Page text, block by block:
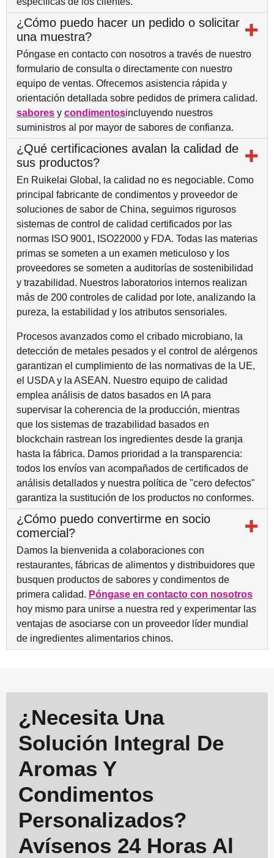
¿Cómo puedo hacer un pedido o solicitar
una muestra?
Póngase en contacto con nosotros a través de nuestro
formulario de consulta o directamente con nuestro
equipo de ventas. Ofrecemos asistencia rápida y
orientación detallada sobre pedidos de primera calidad.
sabores y condimentosincluyendo nuestros
suministros al por mayor de sabores de confianza.
¿Qué certificaciones avalan la calidad de
sus productos?
En Ruikelai Global, la calidad no es negociable. Como
principal fabricante de condimentos y proveedor de
soluciones de sabor de China, seguimos rigurosos
sistemas de control de calidad certificados por las
normas ISO 9001, ISO22000 y FDA. Todas las materias
primas se someten a un examen meticuloso y los
proveedores se someten a auditorías de sostenibilidad
y trazabilidad. Nuestros laboratorios internos realizan
más de 200 controles de calidad por lote, analizando la
pureza, la estabilidad y los atributos sensoriales.
Procesos avanzados como el cribado microbiano, la
detección de metales pesados y el control de alérgenos
garantizan el cumplimiento de las normativas de la UE,
el USDA y la ASEAN. Nuestro equipo de calidad
emplea análisis de datos basados en IA para
supervisar la coherencia de la producción, mientras
que los sistemas de trazabilidad basados en
blockchain rastrean los ingredientes desde la granja
hasta la fábrica. Damos prioridad a la transparencia:
todos los envíos van acompañados de certificados de
análisis detallados y nuestra política de "cero defectos"
garantiza la sustitución de los productos no conformes.
¿Cómo puedo convertirme en socio
comercial?
Damos la bienvenida a colaboraciones con
restaurantes, fábricas de alimentos y distribuidores que
busquen productos de sabores y condimentos de
primera calidad. Póngase en contacto con nosotros
hoy mismo para unirse a nuestra red y experimentar las
ventajas de asociarse con un proveedor líder mundial
de ingredientes alimentarios chinos.
¿Necesita Una
Solución Integral De
Aromas Y
Condimentos
Personalizados?
Avísenos 24 Horas Al